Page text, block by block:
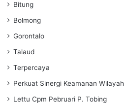
Bitung
Bolmong
Gorontalo
Talaud
Terpercaya
Perkuat Sinergi Keamanan Wilayah
Lettu Cpm Pebruari P. Tobing